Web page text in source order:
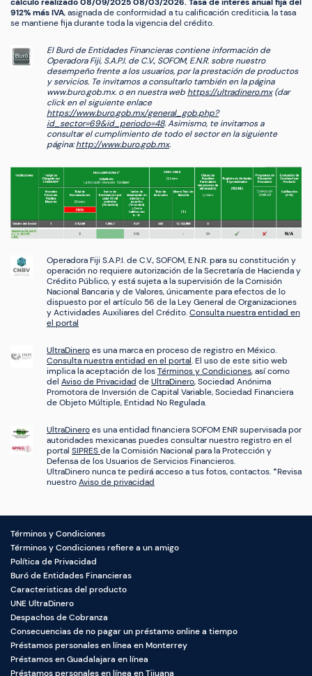
cálculo realizado 08/09/2025 08/03/2026. Tasa de interés anual fija del
912% más IVA, asignada de conformidad a tu calificación crediticia, la tasa
se mantiene fija durante toda la vigencia del crédito.
El Buró de Entidades Financieras contiene información de
Operadora Fiji, S.A.P.I. de C.V., SOFOM, E.N.R. sobre nuestro
desempeño frente a los usuarios, por la prestación de productos
y servicios. Te invitamos a consultarlo también en la página
www.buro.gob.mx. o en nuestra web https://ultradinero.mx(dar
click en el siguiente enlace
https://www.buro.gob.mx/general_gob.php?
id_sector=69&id_periodo=48. Asimismo, te invitamos a
consultar el cumplimiento de todo el sector en la siguiente
página:http://www.buro.gob.mx.
Operadora Fiji S.A.P.I. de C.V., SOFOM, E.N.R. para su constitución y
operación no requiere autorización de la Secretaría de Hacienda y
Crédito Público, y está sujeta a la supervisión de la Comisión
Nacional Bancaria y de Valores, únicamente para efectos de lo
dispuesto por el artículo 56 de la Ley General de Organizaciones
y Actividades Auxiliares del Crédito.Consulta nuestra entidad en
el portal
UltraDineroes una marca en proceso de registro en México.
Consulta nuestra entidad en el portal. El uso de este sitio web
implica la aceptación de losTérminos y Condiciones, así como
del Aviso de Privacidad deUltraDinero, Sociedad Anónima
Promotora de Inversión de Capital Variable, Sociedad Financiera
de Objeto Múltiple, Entidad No Regulada.
UltraDineroes una entidad financiera SOFOM ENR supervisada por
autoridades mexicanas puedes consultar nuestro registro en el
portal SIPRESde la Comisión Nacional para la Protección y
Defensa de los Usuarios de Servicios Financieros.
UltraDinero nunca te pedirá acceso a tus fotos, contactos. *Revisa
nuestroAviso de privacidad
Términos y Condiciones
Términos y Condiciones refiere a un amigo
Política de Privacidad
Buró de Entidades Financieras
Caracteristicas del producto
UNE UltraDinero
Despachos de Cobranza
Consecuencias de no pagar un préstamo online a tiempo
Préstamos personales en línea en Monterrey
Préstamos en Guadalajara en línea
Préstamos personales en línea en Tijuana